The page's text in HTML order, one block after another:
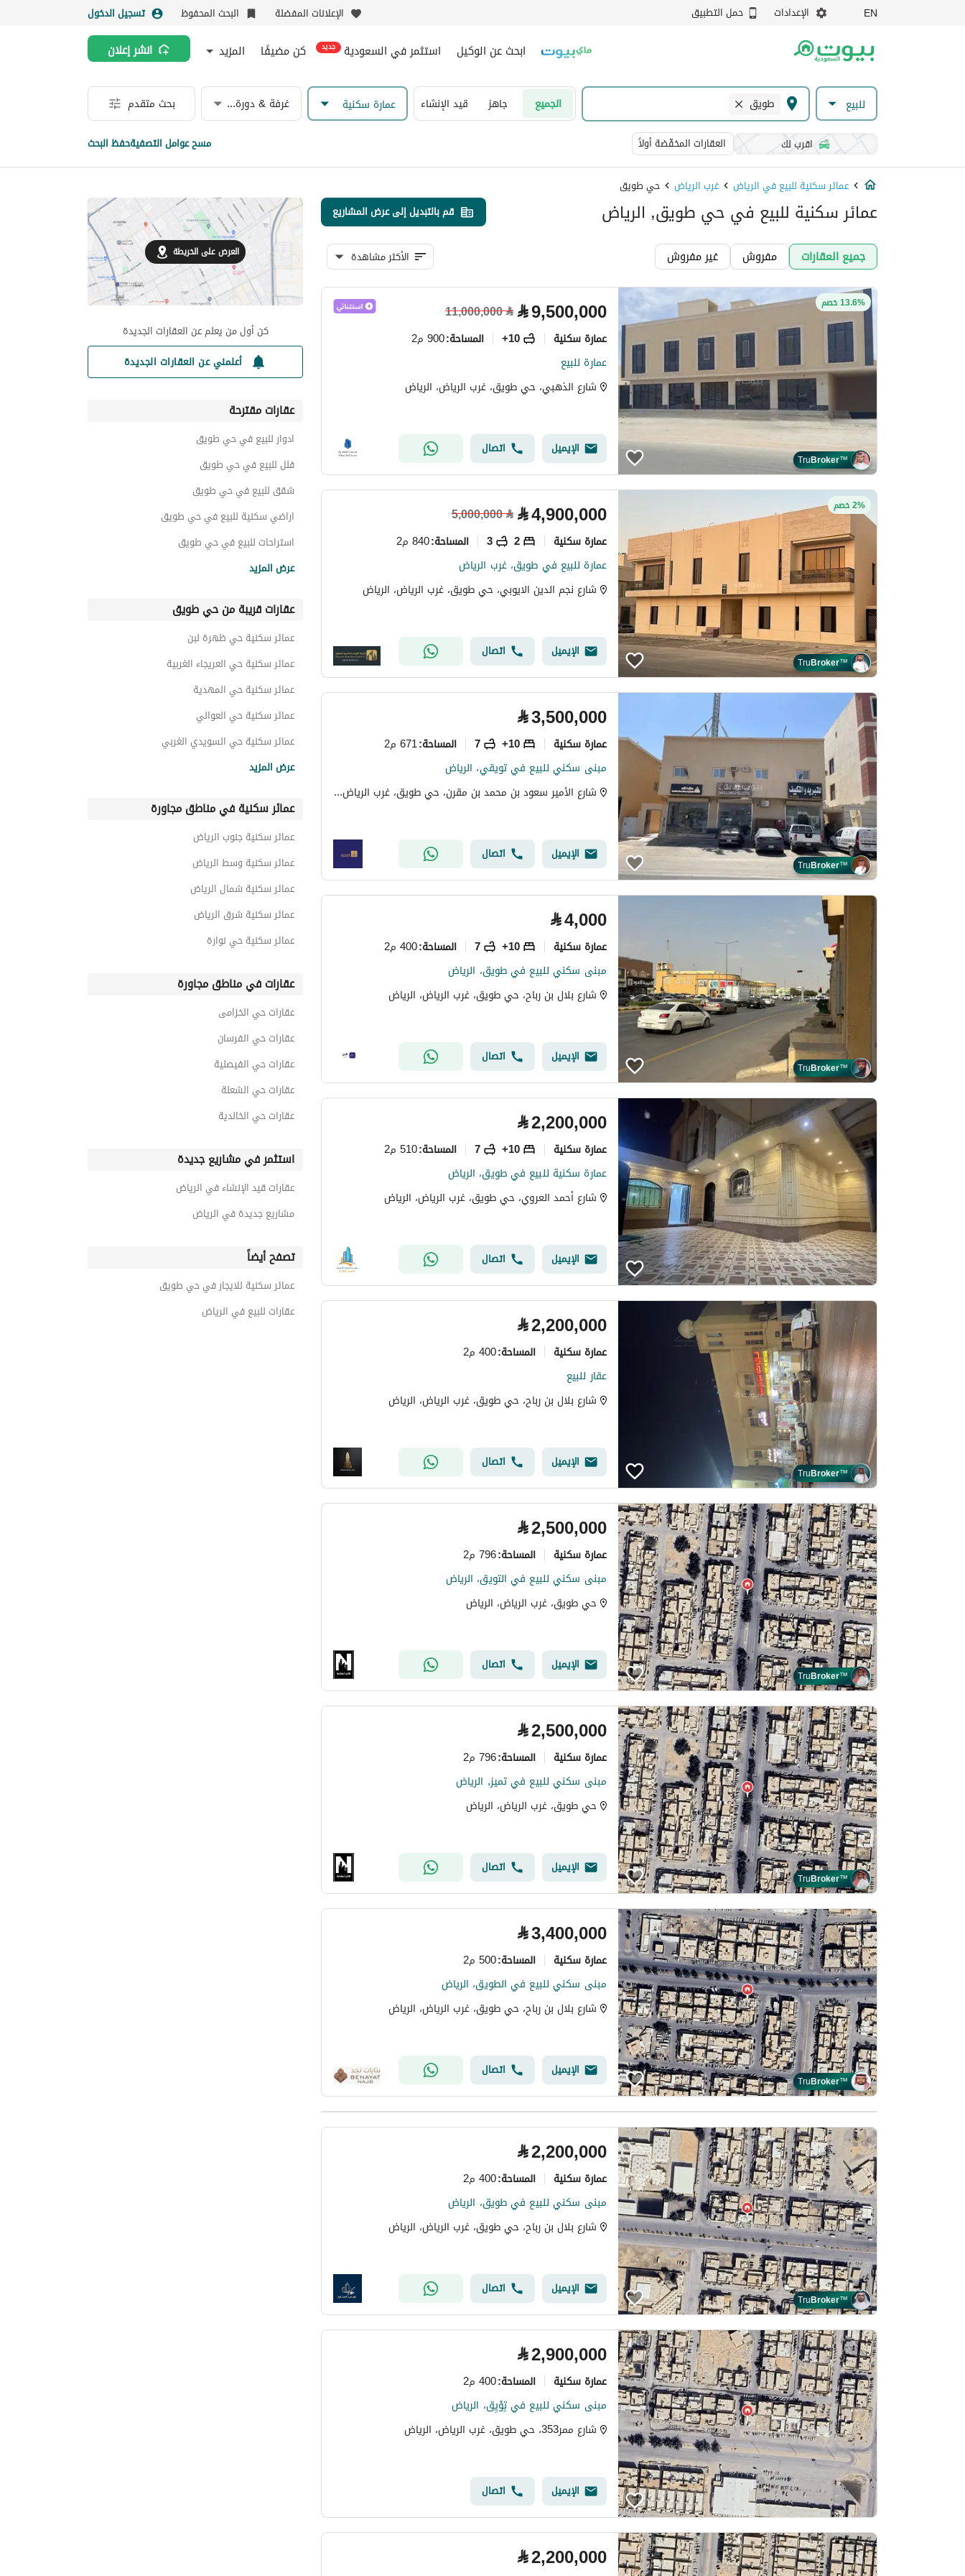
EN الإعدادات حمل التطبيق الإعلانات المفضلة البحث المحفوظ تسجيل الدخول
ابحث عن الوكيل استثمر في السعودية جديد كن مضيفًا المزيد انشر إعلان
للبيع طويق الجميع جاهز قيد الإنشاء عمارة سكنية غرفة & دورة مياه بحث متقدم
اقرب لك العقارات المخفّضة أولاً مسح عوامل التصفيةحفظ البحث
عمائر سكنية للبيع في الرياض غرب الرياض حي طويق
عمائر سكنية للبيع في حي طويق, الرياض قم بالتبديل إلى عرض المشاريع
جميع العقارات مفروش غير مفروش الأكثر مشاهدة
13.6% خصم
TruBroker™
⃁9,500,000
⃁
11,000,000
عمارة سكنية 10+ المساحة:900 م2
عمارة للبيع
شارع الذهبي، حي طويق، غرب الرياض، الرياض
الإيميل اتصال
2% خصم
TruBroker™
⃁4,900,000
⃁
5,000,000
عمارة سكنية 2
3 المساحة:840 م2
عمارة للبيع في طويق، غرب الرياض
شارع نجم الدين الايوبي، حي طويق، غرب الرياض، الرياض
الإيميل اتصال
TruBroker™
⃁3,500,000
عمارة سكنية 10+
7 المساحة:671 م2
مبنى سكني للبيع في تويقي، الرياض
شارع الأمير سعود بن محمد بن مقرن، حي طويق، غرب الرياض، الرياض
الإيميل اتصال
TruBroker™
⃁4,000
عمارة سكنية 10+
7 المساحة:400 م2
مبنى سكني للبيع في طويق، الرياض
شارع بلال بن رباح، حي طويق، غرب الرياض، الرياض
الإيميل اتصال
⃁2,200,000
عمارة سكنية 10+
7 المساحة:510 م2
عمارة سكنية للبيع في طويق، الرياض
شارع أحمد العروي، حي طويق، غرب الرياض، الرياض
الإيميل اتصال
TruBroker™
⃁2,200,000
عمارة سكنية المساحة:400 م2
عقار للبيع
شارع بلال بن رباح، حي طويق، غرب الرياض، الرياض
الإيميل اتصال
TruBroker™
⃁2,500,000
عمارة سكنية المساحة:796 م2
مبنى سكني للبيع في التويق، الرياض
حي طويق، غرب الرياض، الرياض
الإيميل اتصال
TruBroker™
⃁2,500,000
عمارة سكنية المساحة:796 م2
مبنى سكني للبيع في تميز, الرياض
حي طويق، غرب الرياض، الرياض
الإيميل اتصال
TruBroker™
⃁3,400,000
عمارة سكنية المساحة:500 م2
مبنى سكني للبيع في الطويق، الرياض
شارع بلال بن رباح، حي طويق، غرب الرياض، الرياض
الإيميل اتصال
TruBroker™
⃁2,200,000
عمارة سكنية المساحة:400 م2
مبنى سكني للبيع في طويق، الرياض
شارع بلال بن رباح، حي طويق، غرب الرياض، الرياض
الإيميل اتصال
⃁2,900,000
عمارة سكنية المساحة:400 م2
مبنى سكني للبيع في تٍوْيِق، الرياض
شارع ممر353، حي طويق، غرب الرياض، الرياض
الإيميل اتصال
⃁2,200,000
العرض على الخريطة
كن أول من يعلم عن العقارات الجديدة
أعلمني عن العقارات الجديدة
عقارات مقترحة
ادوار للبيع في حي طويق
فلل للبيع في حي طويق
شقق للبيع في حي طويق
اراضي سكنية للبيع في حي طويق
استراحات للبيع في حي طويق
عرض المزيد
عقارات قريبة من حي طويق
عمائر سكنية حي ظهرة لبن
عمائر سكنية حي العريجاء الغربية
عمائر سكنية حي المهدية
عمائر سكنية حي العوالي
عمائر سكنية حي السويدي الغربي
عمائر سكنية حي الزهرة
عمائر سكنية حي الحزم
عمائر سكنية حي احد
عرض المزيد
عمائر سكنية في مناطق مجاورة
عمائر سكنية جنوب الرياض
عمائر سكنية وسط الرياض
عمائر سكنية شمال الرياض
عمائر سكنية شرق الرياض
عمائر سكنية حي نوارة
عقارات في مناطق مجاورة
عقارات حي الخزامى
عقارات حي الفرسان
عقارات حي الفيصلية
عقارات حي الشعلة
عقارات حي الخالدية
استثمر في مشاريع جديدة
عقارات قيد الإنشاء في الرياض
مشاريع جديدة في الرياض
تصفح أيضاً
عمائر سكنية للايجار في حي طويق
عقارات للبيع في الرياض